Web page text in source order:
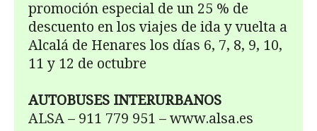
promoción especial de un 25 % de
descuento en los viajes de ida y vuelta a
Alcalá de Henares los días 6, 7, 8, 9, 10,
11 y 12 de octubre
AUTOBUSES INTERURBANOS
ALSA – 911 779 951 – www.alsa.es